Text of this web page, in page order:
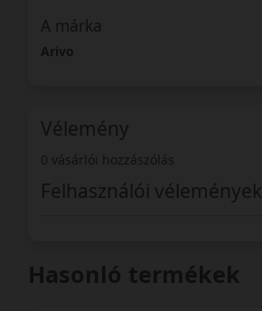
A márka
Arivo
Vélemény
0 vásárlói hozzászólás
Felhasználói vélemények
Hasonló termékek